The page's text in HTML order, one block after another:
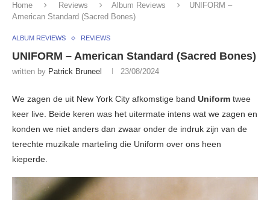
Home Reviews Album Reviews
UNIFORM –
American Standard (Sacred Bones)
ALBUM REVIEWS REVIEWS
UNIFORM – American Standard (Sacred Bones)
written by Patrick Bruneel 23/08/2024
We zagen de uit New York City afkomstige band Uniform twee
keer live. Beide keren was het uitermate intens wat we zagen en
konden we niet anders dan zwaar onder de indruk zijn van de
terechte muzikale marteling die Uniform over ons heen
kieperde.